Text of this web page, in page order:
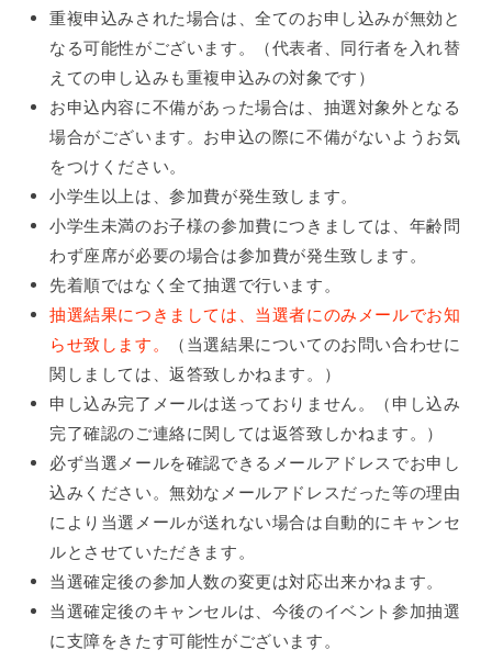
重複申込みされた場合は、全てのお申し込みが無効と
なる可能性がございます。（代表者、同行者を入れ替
えての申し込みも重複申込みの対象です）
お申込内容に不備があった場合は、抽選対象外となる
場合がございます。お申込の際に不備がないようお気
をつけください。
小学生以上は、参加費が発生致します。
小学生未満のお子様の参加費につきましては、年齢問
わず座席が必要の場合は参加費が発生致します。
先着順ではなく全て抽選で行います。
抽選結果につきましては、当選者にのみメールでお知
らせ致します。
（当選結果についてのお問い合わせに
関しましては、返答致しかねます。）
申し込み完了メールは送っておりません。（申し込み
完了確認のご連絡に関しては返答致しかねます。）
必ず当選メールを確認できるメールアドレスでお申し
込みください。無効なメールアドレスだった等の理由
により当選メールが送れない場合は自動的にキャンセ
ルとさせていただきます。
当選確定後の参加人数の変更は対応出来かねます。
当選確定後のキャンセルは、今後のイベント参加抽選
に支障をきたす可能性がございます。